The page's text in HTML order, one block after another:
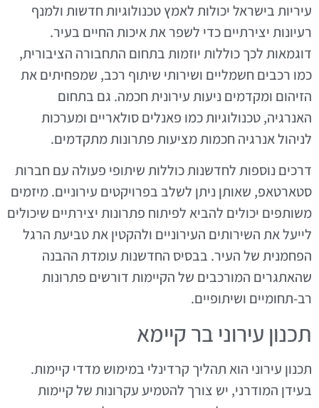
עיריות בישראל יכולות לאמץ טכנולוגיות חדשות ולמנף
רעיונות יצירתיים כדי לשפר את איכות החיים בעיר.
דוגמאות לכך כוללות יוזמות בתחום התחבורה הציבורית,
כמו רכבים חשמליים ושירותי שיתוף רכב, שמפחיתים את
הזיהום ומקדמים ניעות עירונית חכמה. גם בתחום
האנרגיה, טכנולוגיות כמו פאנלים סולאריים ומערכות
לניהול אנרגיה חכמות מציעות פתרונות מתקדמים.
דרכים נוספות לחדשנות כוללות שיתופי פעולה עם חברות
סטארטאפ, שאותן ניתן לשלב בפרויקטים עירוניים. מיזמים
משותפים יכולים להביא לפיתוח פתרונות יצירתיים שיכולים
לייעל את השירותים העירוניים ולהקטין את טביעת הרגל
הפחמנית של העיר. בבסיס החדשנות עומדת ההבנה
שהאתגרים המורכבים של הקיימות דורשים פתרונות
רב-תחומיים ושיתופיים.
תכנון עירוני בר קיימא
תכנון עירוני הוא תהליך קרדינלי במימוש מדדי קיימות.
בעידן המודרני, יש צורך להטמיע עקרונות של קיימות